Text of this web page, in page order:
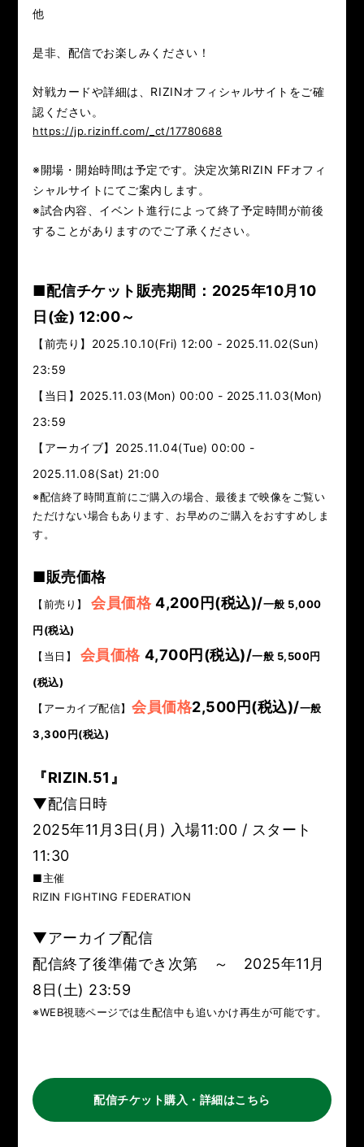
LANDMARK vol.9
LANDMARK vol.7 LANDMARK vol.6
LANDMARK vol.5 LANDMARK vol.4
LANDMARK vol.3 LANDMARK vol.2
LANDMARK vol.1
他
是非、配信でお楽しみください！
対戦カードや詳細は、RIZINオフィシャルサイトをご確
認ください。
https://jp.rizinff.com/_ct/17780688
※開場・開始時間は予定です。決定次第RIZIN FFオフィ
シャルサイトにてご案内します。
※試合内容、イベント進行によって終了予定時間が前後
することがありますのでご了承ください。
■配信チケット販売期間：2025年10月10
日(金) 12:00～
【前売り】2025.10.10(Fri) 12:00 - 2025.11.02(Sun)
23:59
【当日】2025.11.03(Mon) 00:00 - 2025.11.03(Mon)
23:59
【アーカイブ】2025.11.04(Tue) 00:00 -
2025.11.08(Sat) 21:00
※配信終了時間直前にご購入の場合、最後まで映像をご覧い
ただけない場合もあります、お早めのご購入をおすすめしま
す。
■販売価格
【前売り】 会員価格4,200円(税込)/一般 5,000
円(税込)
【当日】
会員価格 4,700円(税込)/一般 5,500円
(税込)
【アーカイブ配信】 会員価格2,500円(税込)/一般
3,300円(税込)
『RIZIN.51 』
▼配信日時
2025年11月3日( 月 ) 入場11:00 / スタート
11:30
■主催
RIZIN FIGHTING FEDERATION
▼アーカイブ配信
配信終了後準備でき次第 ～ 2025年11月
8日(土) 23:59
※WEB視聴ページでは生配信中も追いかけ再生が可能です。
配信チケット購入・詳細はこちら